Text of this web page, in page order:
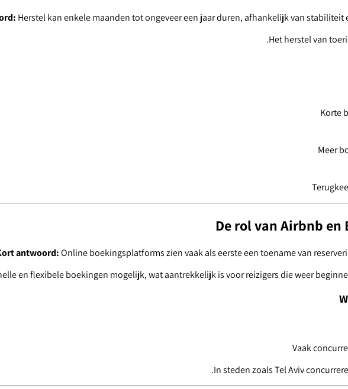
Herstel kan enkele maanden tot ongeveer een jaar duren, afhankelijk van
Het herstel van
Korte
Meer
De rol van Airbnb
antwoord:Online boekingsplatforms zien vaak als eerste een toename van
en flexibele boekingen mogelijk, wat aantrekkelijk is voor reizigers die weer
Vaak
In steden zoals Tel Aviv